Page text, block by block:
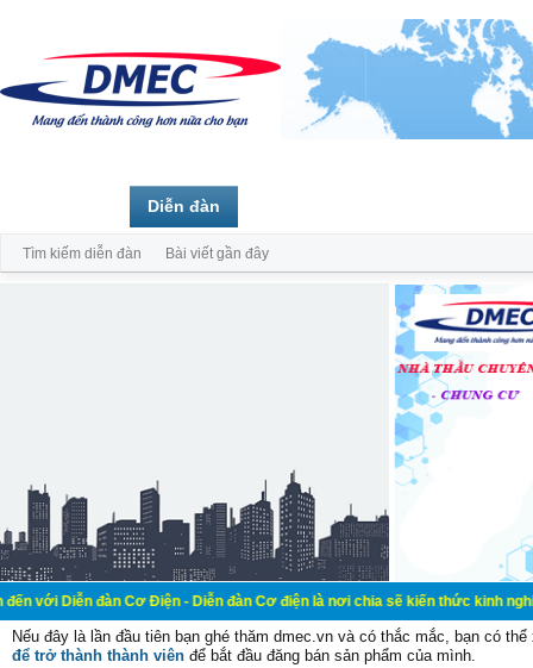
đàn Cơ Điện - Diễn đàn Cơ điện là nơi chia sẽ kiến thức kinh nghiệm
Nếu đây là lần đầu tiên bạn ghé thăm dmec.vn và có thắc mắc, bạn có
để trở thành thành viên để bắt đầu đăng bán sản phẩm của mình.
Diễn đàn
Tìm kiếm diễn đàn Bài viết gần đây